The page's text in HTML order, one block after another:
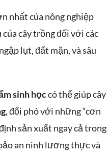
nhất của nông nghiệp
cây trồng đối với các
lụt, đất mặn, và sâu
sinh họccó thể giúp cây
, đối phó với những “cơn
sản xuất ngay cả trong
an ninh lương thực và